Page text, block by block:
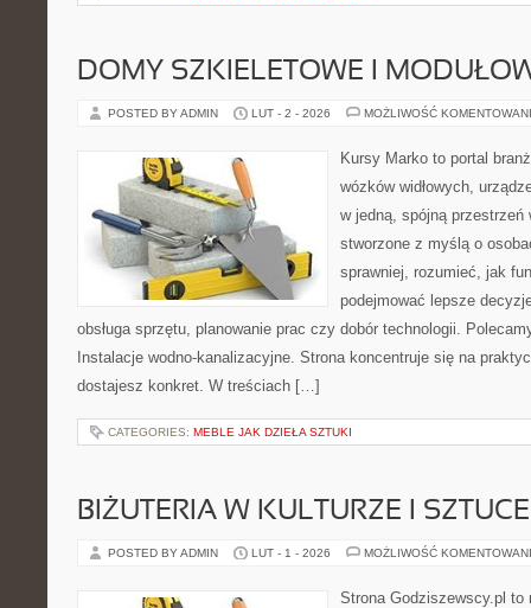
DOMY SZKIELETOWE I
POSTED BY ADMIN LUT - 2 - 2026 MOŻLIWOŚĆ
Kursy Marko to portal
wózków widłowych,
w jedną, spójną przestrzeń
stworzone z myślą o
sprawniej, rozumieć, jak
podejmować lepsze
obsługa sprzętu, planowanie prac czy dobór technologii.
Instalacje wodno-kanalizacyjne. Strona koncentruje się na
dostajesz konkret. W treściach […]
CATEGORIES: MEBLE JAK DZIEŁA SZTUKI
BIŻUTERIA W KULTURZE I SZTUCE
POSTED BY ADMIN LUT - 1 - 2026 MOŻLIWOŚĆ
Strona Godziszewscy.pl